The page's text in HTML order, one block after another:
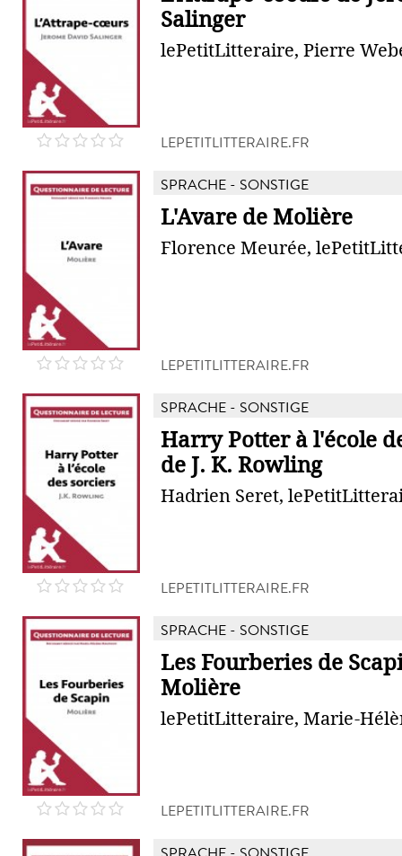
Salinger
lePetitLitteraire, Pierre
LEPETITLITTERAIRE.FR
SPRACHE - SONSTIGE
L'Avare de Molière
Florence Meurée,
LEPETITLITTERAIRE.FR
SPRACHE - SONSTIGE
Harry Potter à l'école
de J. K. Rowling
Hadrien Seret,
LEPETITLITTERAIRE.FR
SPRACHE - SONSTIGE
Les Fourberies de
Molière
lePetitLitteraire, Marie-
LEPETITLITTERAIRE.FR